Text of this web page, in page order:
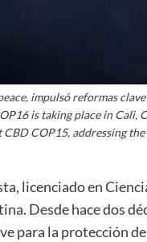
impulsó reformas
is taking place in
COP15, addressing
licenciado en
Desde hace dos
para la protección